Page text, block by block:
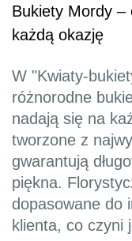
Bukiety Mordy –
każdą okazję
W "Kwiaty-
różnorodne
nadają się na
tworzone z
gwarantują
piękna.
dopasowane do
klienta, co czyni